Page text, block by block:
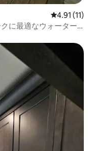
レビュー11
4.91 (11)
に最適なウォーター